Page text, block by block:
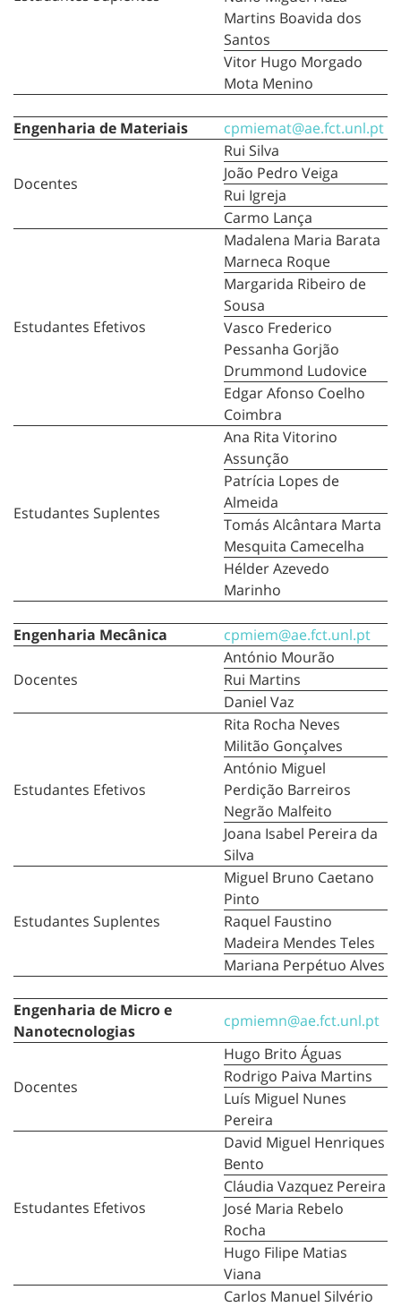
Martins Boavida dos
Santos
Vitor Hugo Morgado
Mota Menino
Engenharia de Materiais cpmiemat@ae.fct.unl.pt
Docentes
Rui Silva
João Pedro Veiga
Rui Igreja
Carmo Lança
Estudantes Efetivos
Madalena Maria Barata
Marneca Roque
Margarida Ribeiro de
Sousa
Vasco Frederico
Pessanha Gorjão
Drummond Ludovice
Edgar Afonso Coelho
Coimbra
Estudantes Suplentes
Ana Rita Vitorino
Assunção
Patrícia Lopes de
Almeida
Tomás Alcântara Marta
Mesquita Camecelha
Hélder Azevedo
Marinho
Engenharia Mecânica cpmiem@ae.fct.unl.pt
Docentes
António Mourão
Rui Martins
Daniel Vaz
Estudantes Efetivos
Rita Rocha Neves
Militão Gonçalves
António Miguel
Perdição Barreiros
Negrão Malfeito
Joana Isabel Pereira da
Silva
Estudantes Suplentes
Miguel Bruno Caetano
Pinto
Raquel Faustino
Madeira Mendes Teles
Mariana Perpétuo Alves
Engenharia de Micro e
Nanotecnologias
cpmiemn@ae.fct.unl.pt
Docentes
Hugo Brito Águas
Rodrigo Paiva Martins
Luís Miguel Nunes
Pereira
Estudantes Efetivos
David Miguel Henriques
Bento
Cláudia Vazquez Pereira
José Maria Rebelo
Rocha
Hugo Filipe Matias
Viana
Carlos Manuel Silvério